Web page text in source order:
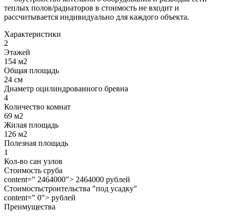
теплых полов/радиаторов в стоимость не входит и
рассчитывается индивидуально для каждого объекта.
Характеристики
2
Этажей
154 м2
Общая площадь
24 см
Диаметр оцилиндрованного бревна
4
Количество комнат
69 м2
Жилая площадь
126 м2
Полезная площадь
1
Кол-во сан узлов
Стоимость сруба
content=" 2464000"> 2464000 рублей
Стоимостьстроительства "под усадку"
content=" 0"> рублей
Преимущества